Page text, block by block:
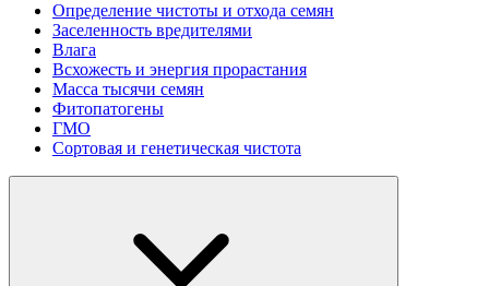
Определение чистоты и отхода семян
Заселенность вредителями
Влага
Всхожесть и энергия прорастания
Масса тысячи семян
Фитопатогены
ГМО
Сортовая и генетическая чистота